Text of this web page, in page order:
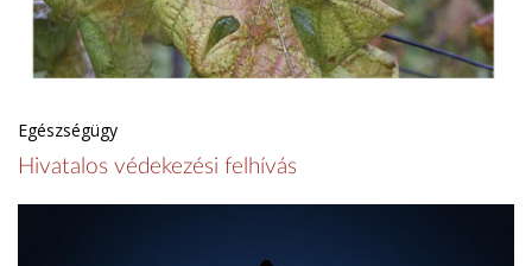
Egészségügy
Hivatalos védekezési felhívás